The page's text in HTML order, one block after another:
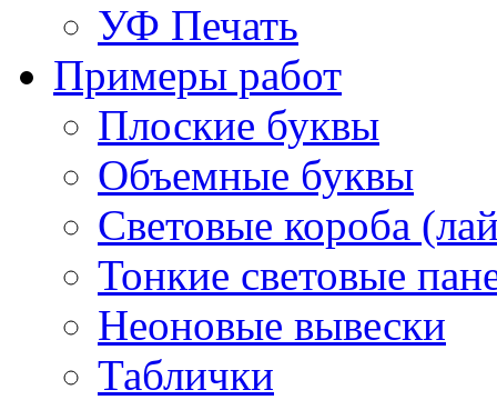
УФ Печать
Примеры работ
Плоские буквы
Объемные буквы
Световые короба
Тонкие световые
Неоновые вывески
Таблички